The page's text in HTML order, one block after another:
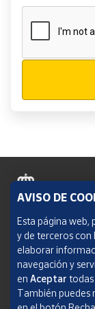
Política de cookies
Aviso legal
Condiciones del
Política de
AVISO DE
Esta página web,
y de terceros con
elaborar
navegación y
en Aceptar todas
También puedes